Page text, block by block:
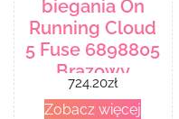
biegania On
Running Cloud
5 Fuse 6898805
Brązowy
724.20zł
Zobacz więcej